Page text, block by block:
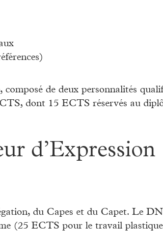
de deux personnalités
dont 15 ECTS réservés au
d’Expression
du Capes et du Capet. Le
(25 ECTS pour le travail